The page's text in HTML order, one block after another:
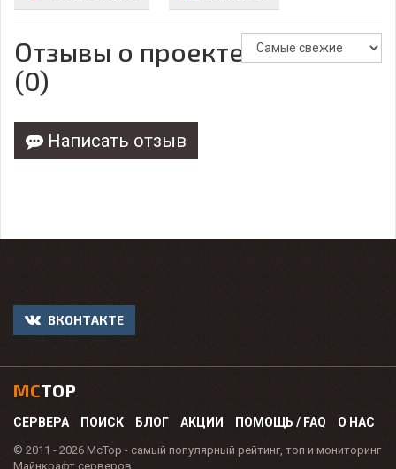
Отзывы о проекте
(0)
Написать отзыв
ВКОНТАКТЕ
MCTOP
СЕРВЕРА ПОИСК БЛОГ АКЦИИ ПОМОЩЬ / FAQ О НАС
© 2011 - 2026 McTop - самый популярный рейтинг, топ и мониторинг
Майнкрафт серверов.